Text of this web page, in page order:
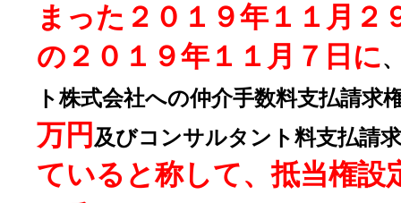
まった２０１９年１１月２
の２０１９年１１月７日に
ト株式会社への仲介手数料支払請求
万円 及びコンサルタント料支払請
ていると称して、抵当権設